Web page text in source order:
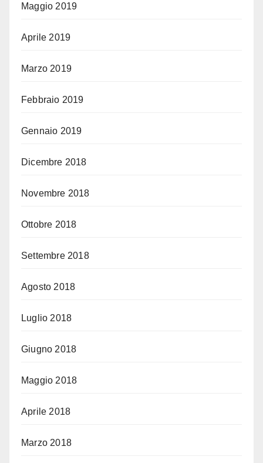
Maggio 2019
Aprile 2019
Marzo 2019
Febbraio 2019
Gennaio 2019
Dicembre 2018
Novembre 2018
Ottobre 2018
Settembre 2018
Agosto 2018
Luglio 2018
Giugno 2018
Maggio 2018
Aprile 2018
Marzo 2018